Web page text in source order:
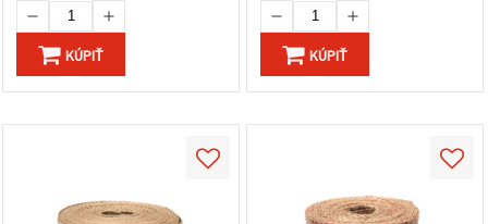
KÚPIŤ KÚPIŤ